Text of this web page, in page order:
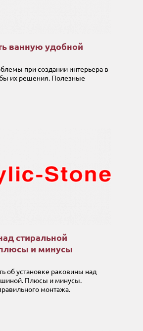
ванную удобной
при создании интерьера в
их решения. Полезные
стиральной
и минусы
об установке раковины над
Плюсы и минусы.
монтажа.